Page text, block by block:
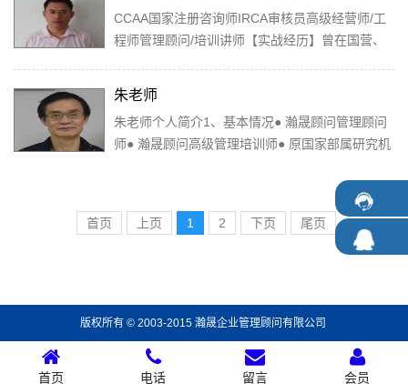
CCAA国家注册咨询师IRCA审核员高级经营师/工
程师管理顾问/培训讲师【实战经历】曾在国营、
朱老师
朱老师个人简介1、基本情况● 瀚晟顾问管理顾问
师● 瀚晟顾问高级管理培训师● 原国家部属研究机
首页 上页 1 2 下页 尾页
版权所有 © 2003-2015 瀚晟企业管理顾问有限公司
首页 电话 留言 会员